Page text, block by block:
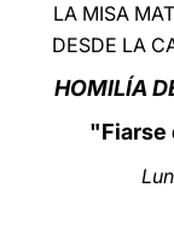
LA MISA
DESDE LA
HOMILÍA
"Fiarse